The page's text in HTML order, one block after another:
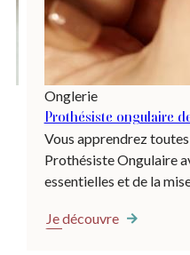
Onglerie
Prothésiste ongulaire
Vous apprendrez
Prothésiste Ongulaire
essentielles et de la
Hygiène et maladies -
Je découvre